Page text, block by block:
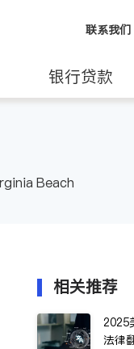
联系我们
银行贷款
Beach
相关推荐
2025
法律